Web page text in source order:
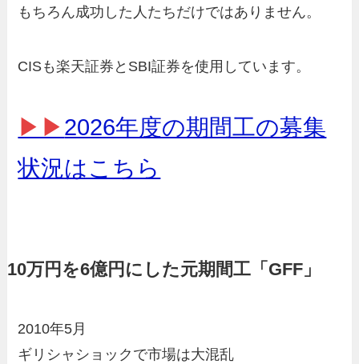
もちろん成功した人たちだけではありません。
CISも楽天証券とSBI証券を使用しています。
▶▶2026年度の期間工の募集
状況はこちら
10万円を6億円にした元期間工「GFF」
2010年5月
ギリシャショックで市場は大混乱